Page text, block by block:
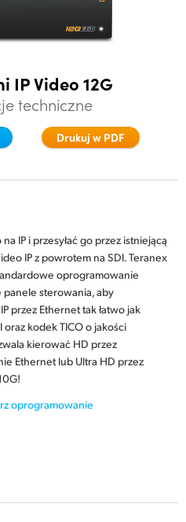
IP Video 12G
techniczne
Drukuj w PDF
IP i przesyłać go przez istniejącą
IP z powrotem na SDI. Teranex
oprogramowanie
panele sterowania, aby
przez Ethernet tak łatwo jak
oraz kodek TICO o jakości
kierować HD przez
Ethernet lub Ultra HD przez
oprogramowanie